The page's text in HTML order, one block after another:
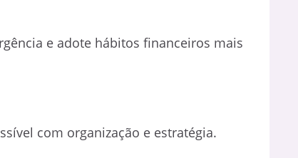
e adote hábitos financeiros mais
com organização e estratégia.